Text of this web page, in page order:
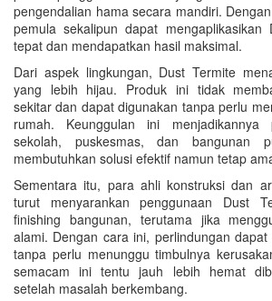
pengendalian hama secara mandiri.
pemula sekalipun dapat mengaplikasikan
tepat dan mendapatkan hasil maksimal.
Dari aspek lingkungan, Dust Termite
yang lebih hijau. Produk ini tidak
sekitar dan dapat digunakan tanpa perlu
rumah. Keunggulan ini
sekolah, puskesmas, dan bangunan
membutuhkan solusi efektif namun tetap
Sementara itu, para ahli konstruksi dan
turut menyarankan penggunaan Dust
finishing bangunan, terutama jika
alami. Dengan cara ini, perlindungan
tanpa perlu menunggu timbulnya
semacam ini tentu jauh lebih hemat
setelah masalah berkembang.